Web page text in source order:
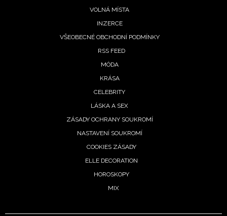
Přihlášením k newsletteru souhlasíte s
podmínkami společnosti BurdaMedia Extra s.r.o.
VOLNÁ MÍSTA
INZERCE
VŠEOBECNÉ OBCHODNÍ PODMÍNKY
RSS FEED
MÓDA
KRÁSA
CELEBRITY
LÁSKA A SEX
ZÁSADY OCHRANY SOUKROMÍ
NASTAVENÍ SOUKROMÍ
COOKIES ZÁSADY
ELLE DECORATION
HOROSKOPY
MIX